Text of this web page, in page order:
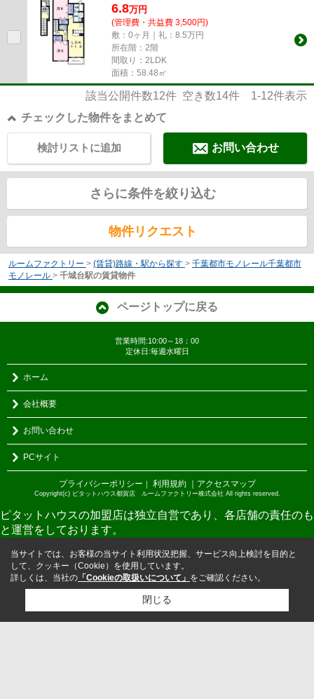
6.8万円
(管理費・共益費 3,500円)
敷：0ヶ月｜礼：8.5万円
所在階：2階
間取り：2LDK
面積：58.48㎡
該当公開件数12件 空き数14件 1-12件表示
チェックした物件をまとめて
お問い合わせ
検討リストに追加
さらに条件を絞り込む
物件リクエスト
ルームファクトリー > (賃貸)路線・駅から探す > 千葉都市モノレール千葉都市
モノレール > 千城台駅の賃貸物件
ページトップに戻る
営業時間:10:00～18：00
定休日:毎週水曜日
ホーム
会社概要
お問い合わせ
PCサイト
プライバシーポリシー ｜ 利用規約 ｜アクセスマップ
Copyright(c) ピタットハウス都賀店 ルームファクトリー株式会社 All rights reserved.
ピタットハウスの加盟店は独立自営であり、各店舗の責任のも
と運営をしております。
当サイトでは、お客様の当サイト利用状況把握、サービス向上検討を目的と
して、クッキー（Cookie）を使用しています。
詳しくは、当社の 「Cookieの取扱いについて」 をご確認ください。
閉じる